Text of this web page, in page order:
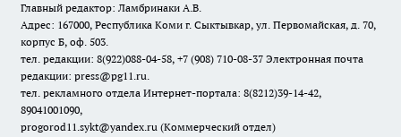
Главный редактор: Ламбринаки А.В.
Адрес: 167000, Республика Коми г. Сыктывкар, ул. Первомайская, д. 70,
корпус Б, оф. 503.
тел. редакции: 8(922)088-04-58, +7 (908) 710-08-37 Электронная почта
редакции: press@pg11.ru.
тел. рекламного отдела Интернет-портала: 8(8212)39-14-42,
89041001090,
progorod11.sykt@yandex.ru (Коммерческий отдел)